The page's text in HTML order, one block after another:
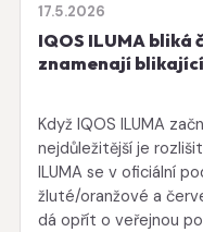
17.5.2026
IQOS ILUMA bliká
znamenají
Když IQOS ILUMA
nejdůležitější je
ILUMA se v oficiální
žluté/oranžové a
dá opřít o veřejnou